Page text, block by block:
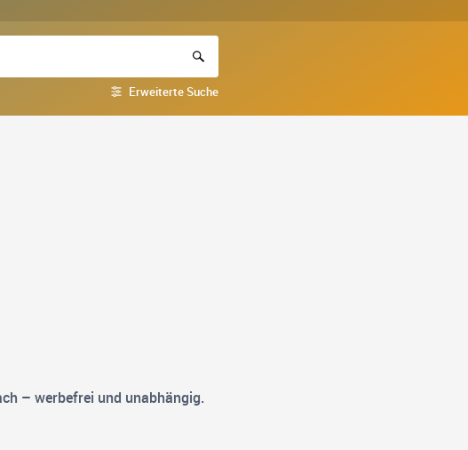
Erweiterte Suche
– werbefrei und unabhängig.